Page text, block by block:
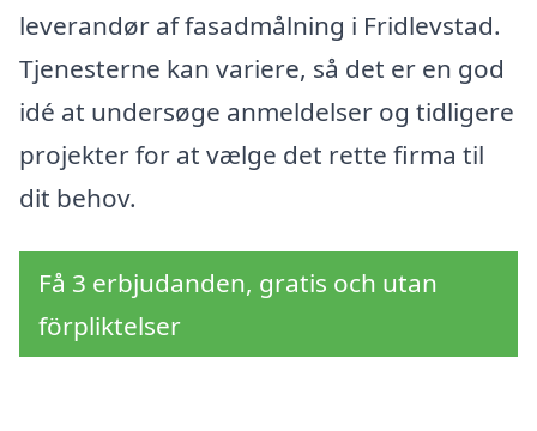
leverandør af fasadmålning i Fridlevstad.
Tjenesterne kan variere, så det er en god
idé at undersøge anmeldelser og tidligere
projekter for at vælge det rette firma til
dit behov.
Få 3 erbjudanden, gratis och utan
förpliktelser